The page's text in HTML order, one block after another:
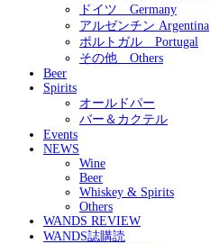
ドイツ Germany
アルゼンチン Argentina
ポルトガル Portugal
その他 Others
Beer
Spirits
オールドパー
バー＆カクテル
Events
NEWS
Wine
Beer
Whiskey & Spirits
Others
WANDS REVIEW
WANDS誌購読